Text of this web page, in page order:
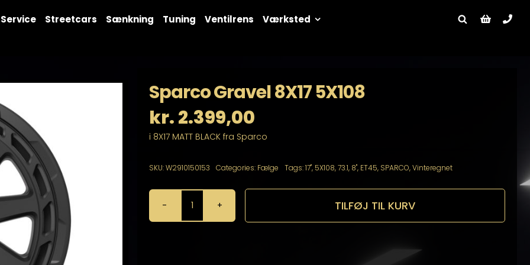
Service Streetcars Sænkning Tuning Ventilrens Værksted
Sparco Gravel 8X17 5X108
kr.2.399,00
i 8X17 MATT BLACK fra Sparco
SKU:W2910150153 Categories: Fælge Tags:17", 5X108,73.1, 8", ET45, SPARCO,Vinteregnet
Sparco
Gravel
TILFØJ TIL KURV